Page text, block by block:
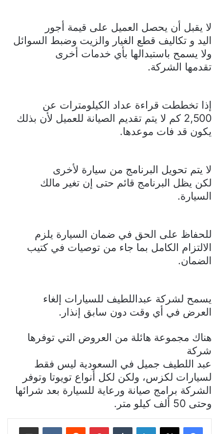
لا يقبل أن يحصل العميل على قيمة أجور
اليد و تكاليف قطع الغيار والزيت وضبط السوائل
ولا يسمح باستبدالها بأي خدمات أخرى
تقدمها الشركة.
إذا تخططت قراءة عداد الكيلومترات عن
2,500 كم لا يتم تقديم الصيانة للعميل لأن بذلك
يكون قد فات موعدها.
لا يتم تحويل البرنامج من سيارة لأخرى
لكن يظل البرنامج قائم حتى إن تغير مالك
السيارة.
للحفاظ على الحق في ضمان السيارة يلزم
الالتزام الكامل بما جاء من توصيات في كتيب
الضمان.
يسمح لشركة عبداللطيف للسيارات إلغاء
العرض في أي وقت دون سابق إنذار.
هناك مجموعة هائلة من العروض التي توفرها
شركة
عبد اللطيف جميل في السعودية ليس فقط
لسيارات لكزس، ولكن لكل أنواع تويوتا وتوفر
الشركة برامج صيانة ورعاية للسيارة بعد شرائها
وحتى 50 ألف كيلو متر.
لينكدإن بينتيريست مشاركة عبر البريد